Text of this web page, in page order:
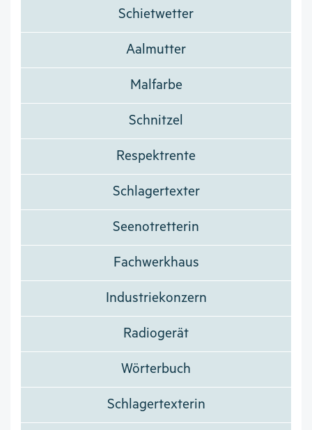
Schietwetter
Aalmutter
Malfarbe
Schnitzel
Respektrente
Schlagertexter
Seenotretterin
Fachwerkhaus
Industriekonzern
Radiogerät
Wörterbuch
Schlagertexterin